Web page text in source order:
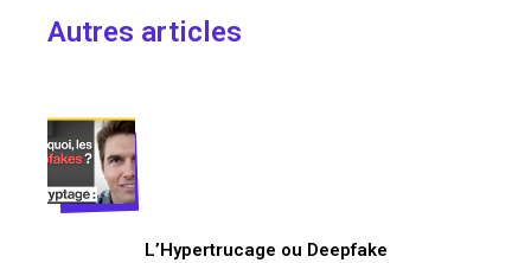
Autres articles
L’Hypertrucage ou Deepfake